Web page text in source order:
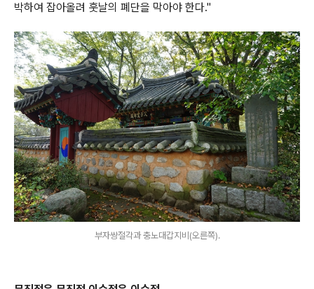
박하여 잡아올려 훗날의 폐단을 막아야 한다."
부자쌍절각과 충노대갑지비(오른쪽).